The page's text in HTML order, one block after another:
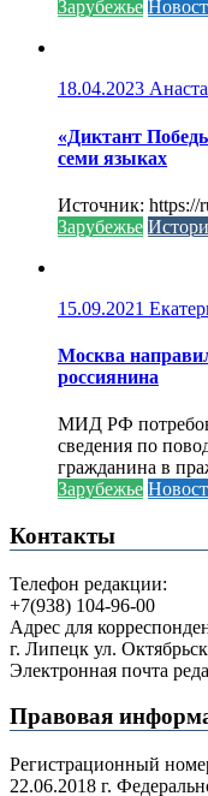
Зарубежье
18.04.2023
«Диктант
семи языках
Источник: https://
Зарубежье
15.09.2021
Москва
россиянина
МИД РФ
сведения по
гражданина в
Зарубежье
Контакты
Телефон редакции:
+7(938) 104-96-00
Адрес для
г. Липецк ул.
Электронная почта
Правовая
Регистрационный
22.06.2018 г.